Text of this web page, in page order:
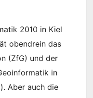
2010 in Kiel
obendrein das
(ZfG) und der
in
Aber auch die